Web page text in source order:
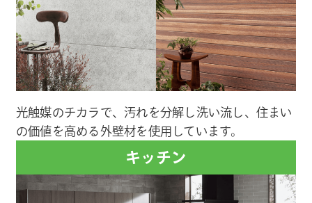
光触媒のチカラで、汚れを分解し洗い流し、住まい
の価値を高める外壁材を使用しています。
キッチン